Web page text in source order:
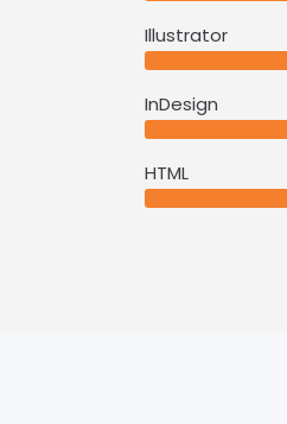
Illustrator
InDesign
HTML